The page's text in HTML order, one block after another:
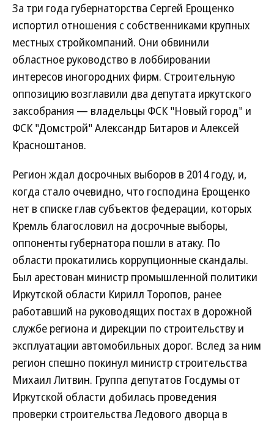
За три года губернаторства Сергей Ерощенко
испортил отношения с собственниками крупных
местных стройкомпаний. Они обвинили
областное руководство в лоббировании
интересов иногородних фирм. Строительную
оппозицию возглавили два депутата иркутского
заксобрания — владельцы ФСК "Новый город" и
ФСК "Домстрой" Александр Битаров и Алексей
Красноштанов.
Регион ждал досрочных выборов в 2014 году, и,
когда стало очевидно, что господина Ерощенко
нет в списке глав субъектов федерации, которых
Кремль благословил на досрочные выборы,
оппоненты губернатора пошли в атаку. По
области прокатились коррупционные скандалы.
Был арестован министр промышленной политики
Иркутской области Кирилл Торопов, ранее
работавший на руководящих постах в дорожной
службе региона и дирекции по строительству и
эксплуатации автомобильных дорог. Вслед за ним
регион спешно покинул министр строительства
Михаил Литвин. Группа депутатов Госдумы от
Иркутской области добилась проведения
проверки строительства Ледового дворца в